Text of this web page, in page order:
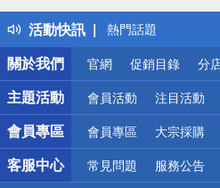
活動快訊
得獎公告
熱門話題
銀行優惠
偏遠地區配送
詐騙網頁！請小心！
關於我們
官網 促銷目錄 分
主題活動 會員活動 注目活動
會員專區 會員專區 大宗採購
客服中心 常見問題 服務公告